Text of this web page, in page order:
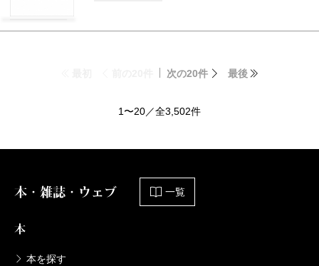
次の20件 最後
1〜20／全3,502件
本・雑誌・ウェブ 一覧
本
本を探す